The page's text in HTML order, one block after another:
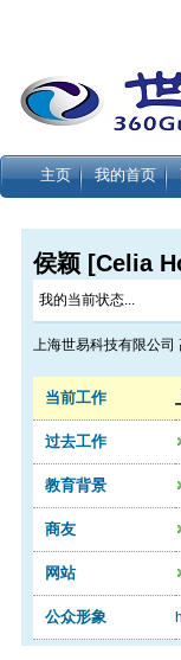
主页 我的首页
侯颖 [Celia
我的当前状态...
上海世易科技有限公司
当前工作
过去工作
教育背景
商友
网站
公众形象